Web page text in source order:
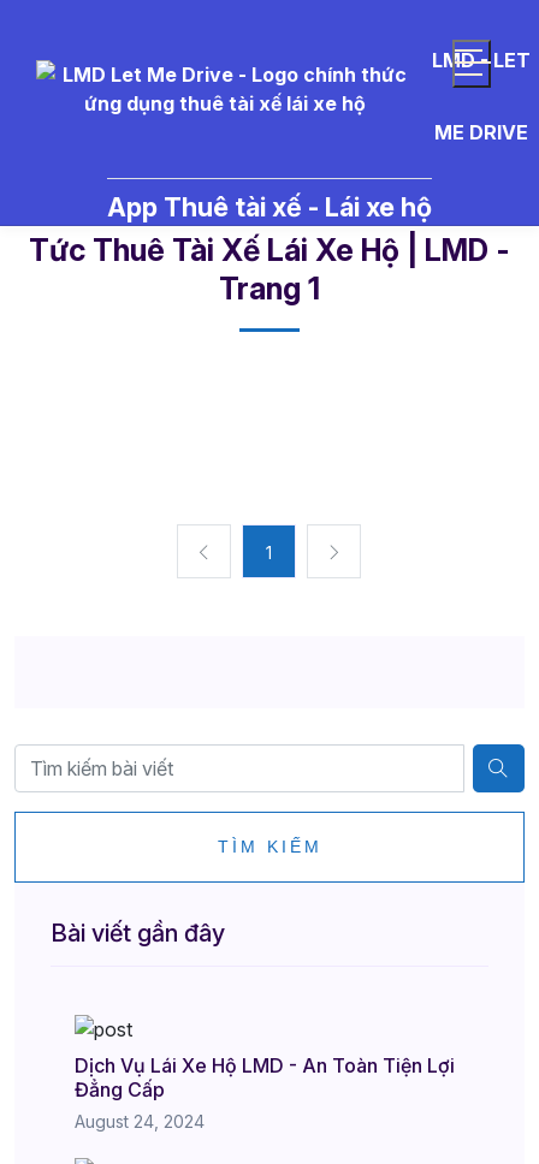
LMD - LET
ME DRIVE
App Thuê tài xế - Lái xe hộ
viec%20lam%20di%20an - Tin
Tức Thuê Tài Xế Lái Xe Hộ | LMD -
Trang 1​
1
TÌM KIẾM
Bài viết gần đây
Dịch Vụ Lái Xe Hộ LMD - An Toàn Tiện Lợi
Đẳng Cấp
August 24, 2024